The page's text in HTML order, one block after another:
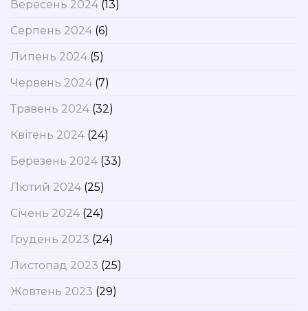
Вересень 2024(13)
Серпень 2024(6)
Липень 2024(5)
Червень 2024(7)
Травень 2024(32)
Квітень 2024(24)
Березень 2024(33)
Лютий 2024(25)
Січень 2024(24)
Грудень 2023 (24)
Листопад 2023 (25)
Жовтень 2023 (29)